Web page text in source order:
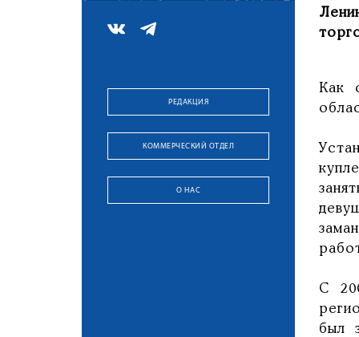
РЕДАКЦИЯ
КОММЕРЧЕСКИЙ ОТДЕЛ
О НАС
Как
С
был